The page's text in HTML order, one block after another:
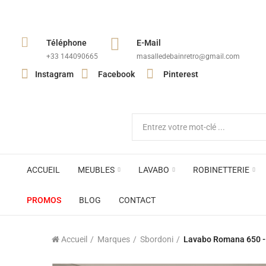
Téléphone
+33 144090665​
E-Mail
masalledebainretro@gmail.com
Instagram Facebook Pinterest
ACCUEIL MEUBLES LAVABO ROBINETTERIE
PROMOS BLOG CONTACT
Accueil Marques Sbordoni Lavabo Romana 650